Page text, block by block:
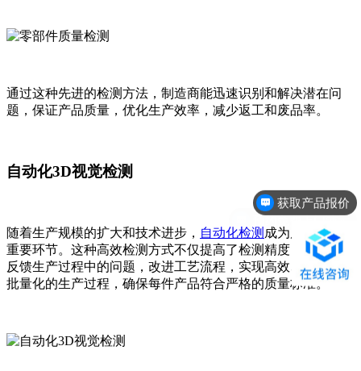
通过这种先进的检测方法，制造商能迅速识别和解决潜在问
题，保证产品质量，优化生产效率，减少返工和废品率。
自动化3D视觉检测
随着生产规模的扩大和技术进步， 自动化检测 成为质量控制的
重要环节。这种高效检测方式不仅提高了检测精度，还能及时
反馈生产过程中的问题，改进工艺流程，实现高效、高质量、
批量化的生产过程，确保每件产品符合严格的质量标准。
预约免费上门演示